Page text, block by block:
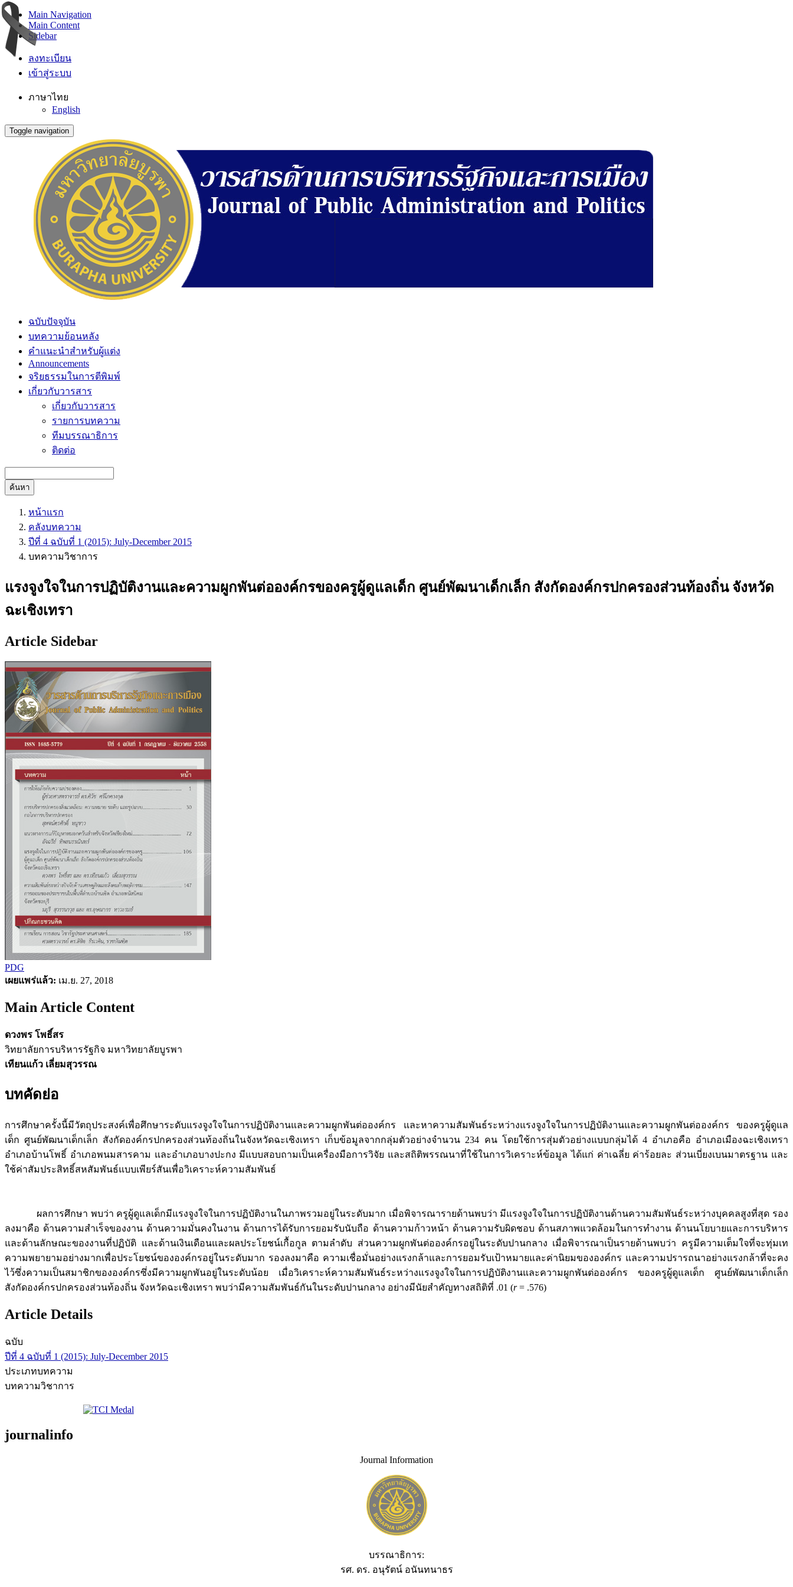
Main Navigation
Main Content
Sidebar
ลงทะเบียน
เข้าสู่ระบบ
ภาษาไทย
English
Toggle navigation
ฉบับปัจจุบัน
บทความย้อนหลัง
คำแนะนำสำหรับผู้แต่ง
Announcements
จริยธรรมในการตีพิมพ์
เกี่ยวกับวารสาร
เกี่ยวกับวารสาร
รายการบทความ
ทีมบรรณาธิการ
ติดต่อ
ค้นหา
หน้าแรก
คลังบทความ
ปีที่ 4 ฉบับที่ 1 (2015): July-December 2015
บทความวิชาการ
แรงจูงใจในการปฏิบัติงานและความผูกพันต่อองค์กรของครูผู้ดูแลเด็ก ศูนย์พัฒนาเด็กเล็ก สังกัดองค์กรปกครองส่วนท้องถิ่น จังหวัด
ฉะเชิงเทรา
Article Sidebar
PDG
เผยแพร่แล้ว: เม.ย. 27, 2018
Main Article Content
ดวงพร โพธิ์สร
วิทยาลัยการบริหารรัฐกิจ มหาวิทยาลัยบูรพา
เทียนแก้ว เลี่ยมสุวรรณ
บทคัดย่อ
การศึกษาครั้งนี้มีวัตถุประสงค์เพื่อศึกษาระดับแรงจูงใจในการปฏิบัติงานและความผูกพันต่อองค์กร และหาความสัมพันธ์ระหว่างแรงจูงใจในการปฏิบัติงานและความผูกพันต่อองค์กร ของครูผู้ดูแล
เด็ก ศูนย์พัฒนาเด็กเล็ก สังกัดองค์กรปกครองส่วนท้องถิ่นในจังหวัดฉะเชิงเทรา เก็บข้อมูลจากกลุ่มตัวอย่างจำนวน 234 คน โดยใช้การสุ่มตัวอย่างแบบกลุ่มได้ 4 อำเภอคือ อำเภอเมืองฉะเชิงเทรา
อำเภอบ้านโพธิ์ อำเภอพนมสารคาม และอำเภอบางปะกง มีแบบสอบถามเป็นเครื่องมือการวิจัย และสถิติพรรณนาที่ใช้ในการวิเคราะห์ข้อมูล ได้แก่ ค่าเฉลี่ย ค่าร้อยละ ส่วนเบี่ยงเบนมาตรฐาน และ
ใช้ค่าสัมประสิทธิ์สหสัมพันธ์แบบเพียร์สันเพื่อวิเคราะห์ความสัมพันธ์
ผลการศึกษา พบว่า ครูผู้ดูแลเด็กมีแรงจูงใจในการปฏิบัติงานในภาพรวมอยู่ในระดับมาก เมื่อพิจารณารายด้านพบว่า มีแรงจูงใจในการปฏิบัติงานด้านความสัมพันธ์ระหว่างบุคคลสูงที่สุด รอง
ลงมาคือ ด้านความสำเร็จของงาน ด้านความมั่นคงในงาน ด้านการได้รับการยอมรับนับถือ ด้านความก้าวหน้า ด้านความรับผิดชอบ ด้านสภาพแวดล้อมในการทำงาน ด้านนโยบายและการบริหาร
และด้านลักษณะของงานที่ปฏิบัติ และด้านเงินเดือนและผลประโยชน์เกื้อกูล ตามลำดับ ส่วนความผูกพันต่อองค์กรอยู่ในระดับปานกลาง เมื่อพิจารณาเป็นรายด้านพบว่า ครูมีความเต็มใจที่จะทุ่มเท
ความพยายามอย่างมากเพื่อประโยชน์ขององค์กรอยู่ในระดับมาก รองลงมาคือ ความเชื่อมั่นอย่างแรงกล้าและการยอมรับเป้าหมายและค่านิยมขององค์กร และความปรารถนาอย่างแรงกล้าที่จะคง
ไว้ซึ่งความเป็นสมาชิกขององค์กรซึ่งมีความผูกพันอยู่ในระดับน้อย เมื่อวิเคราะห์ความสัมพันธ์ระหว่างแรงจูงใจในการปฏิบัติงานและความผูกพันต่อองค์กร ของครูผู้ดูแลเด็ก ศูนย์พัฒนาเด็กเล็ก
สังกัดองค์กรปกครองส่วนท้องถิ่น จังหวัดฉะเชิงเทรา พบว่ามีความสัมพันธ์กันในระดับปานกลาง อย่างมีนัยสำคัญทางสถิติที่ .01 (r= .576)
Article Details
ฉบับ
ปีที่ 4 ฉบับที่ 1 (2015): July-December 2015
ประเภทบทความ
บทความวิชาการ
journalinfo
Journal Information
บรรณาธิการ:
รศ. ดร. อนุรัตน์ อนันทนาธร